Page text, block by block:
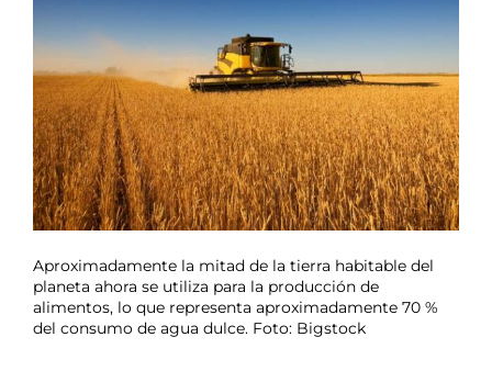
Aproximadamente la mitad de la tierra habitable del
planeta ahora se utiliza para la producción de
alimentos, lo que representa aproximadamente 70 %
del consumo de agua dulce. Foto: Bigstock